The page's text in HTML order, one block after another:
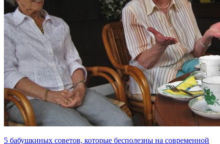
5 бабушкиных советов, которые бесполезны на современной